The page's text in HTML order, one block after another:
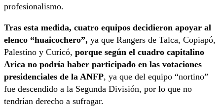
profesionalismo.
Tras esta medida, cuatro equipos decidieron apoyar al
elenco “huaicochero”, ya que Rangers de Talca, Copiapó,
Palestino y Curicó, porque según el cuadro capitalino
Arica no podría haber participado en las votaciones
presidenciales de la ANFP, ya que del equipo “nortino”
fue descendido a la Segunda División, por lo que no
tendrían derecho a sufragar.